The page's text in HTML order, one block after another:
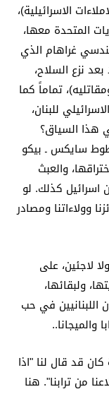
الاسرائيلية)،
المتحدة معها،
غراهام الذي
نزع السلاح،
تماماً كما
للبنان،
في هذا السياق؟
سايكس ـ بيكو
والعبث
اسرائيل كذلك. لو
وولاءاتنا ومصادر
لاجئين، على
ولبقائها،
اللبنانيين في حب
والميجانا..
قد قال لنا "اذا
من ترابنا". هنا